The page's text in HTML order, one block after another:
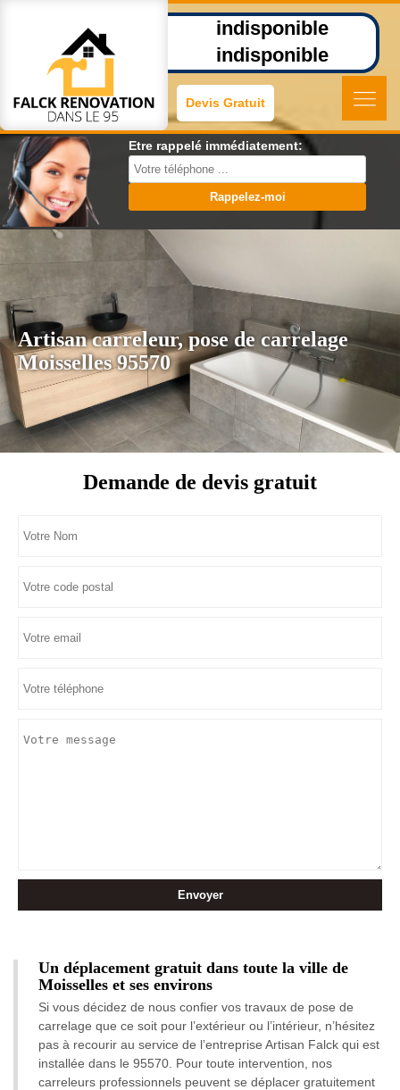
indisponible
indisponible
Devis Gratuit
Etre rappelé immédiatement:
Artisan carreleur, pose de carrelage
Moisselles 95570
Demande de devis gratuit
Un déplacement gratuit dans toute la ville de
Moisselles et ses environs
Si vous décidez de nous confier vos travaux de pose de
carrelage que ce soit pour l’extérieur ou l’intérieur, n’hésitez
pas à recourir au service de l’entreprise Artisan Falck qui est
installée dans le 95570. Pour toute intervention, nos
carreleurs professionnels peuvent se déplacer gratuitement